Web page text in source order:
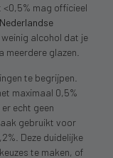
<0,5% mag officieel
Nederlandse
alcohol dat je
meerdere glazen.
te begrijpen.
maximaal 0,5%
echt geen
gebruikt voor
Deze duidelijke
te maken, of